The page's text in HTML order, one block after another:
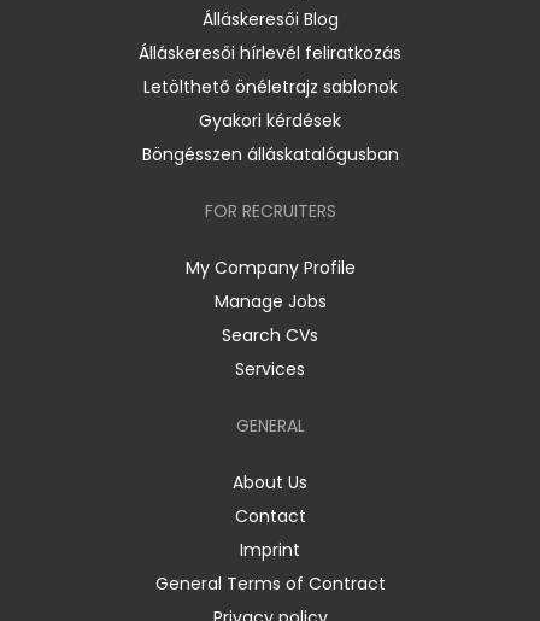
Álláskeresői Blog
Álláskeresői hírlevél feliratkozás
Letölthető önéletrajz sablonok
Gyakori kérdések
Böngésszen álláskatalógusban
FOR RECRUITERS
My Company Profile
Manage Jobs
Search CVs
Services
GENERAL
About Us
Contact
Imprint
General Terms of Contract